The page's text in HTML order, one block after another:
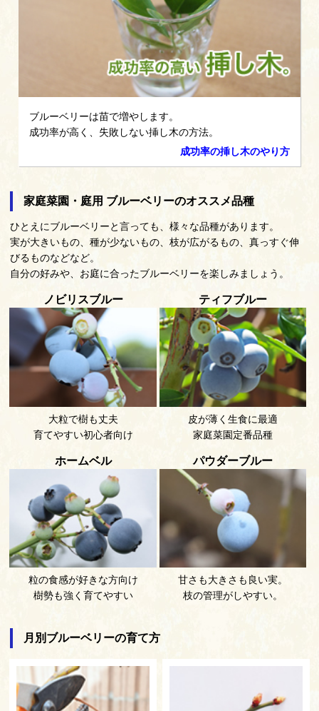
ブルーベリーは苗で増やします。
成功率が高く、失敗しない挿し木の方法。
成功率の挿し木のやり方
家庭菜園・庭用 ブルーベリーのオススメ品種
ひとえにブルーベリーと言っても、様々な品種があります。
実が大きいもの、種が少ないもの、枝が広がるもの、真っすぐ伸
びるものなどなど。
自分の好みや、お庭に合ったブルーベリーを楽しみましょう。
ノビリスブルー
大粒で樹も丈夫
育てやすい初心者向け
ティフブルー
皮が薄く生食に最適
家庭菜園定番品種
ホームベル
粒の食感が好きな方向け
樹勢も強く育てやすい
パウダーブルー
甘さも大きさも良い実。
枝の管理がしやすい。
月別ブルーベリーの育て方